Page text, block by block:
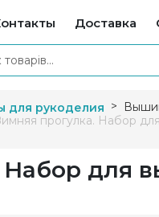
Доставка
для рукоделия
прогулка. Набор
для